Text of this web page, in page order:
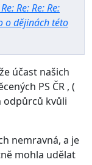
Re: Re: Re:
o dějinách této
účast našich
PS ČR , (
odpůrců kvůli
nemravná, a je
mohla udělat